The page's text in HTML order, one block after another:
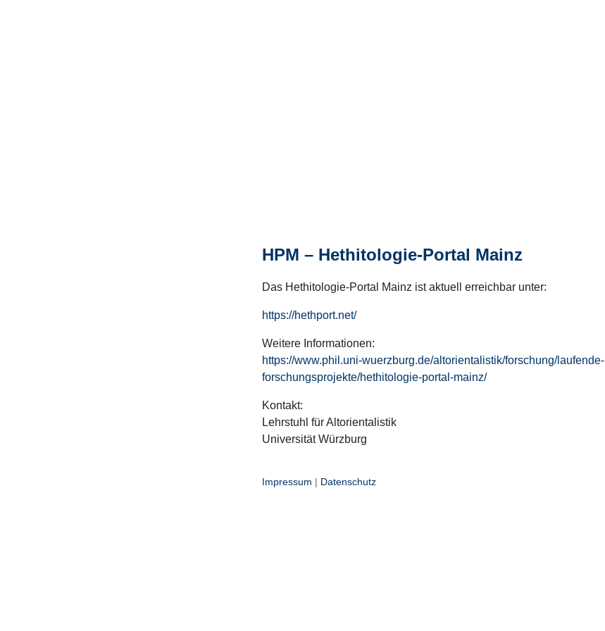
HPM – Hethitologie-Portal Mainz
Das Hethitologie-Portal Mainz ist aktuell erreichbar unter:
https://hethport.net/
Weitere Informationen:
https://www.phil.uni-wuerzburg.de/altorientalistik/forschung/laufende-
forschungsprojekte/hethitologie-portal-mainz/
Kontakt:
Lehrstuhl für Altorientalistik
Universität Würzburg
Impressum | Datenschutz